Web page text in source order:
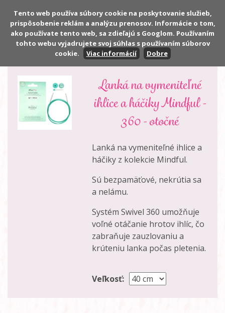
Počet:0 ks
Cena: 0,00 €
Lanká na vymeniteľné
ihlice a háčiky Mindful -
360 - otočné
Lanká na vymeniteľné ihlice a
háčiky z kolekcie Mindful.
Sú bezpamäťové, nekrútia sa
a nelámu.
Systém Swivel 360 umožňuje
voľné otáčanie hrotov ihlíc, čo
zabraňuje zauzlovaniu a
krúteniu lanka počas pletenia.
Veľkosť:
Tento web používa súbory cookie na poskytovanie služieb,
prispôsobenie reklám a analýzu prenosov. Informácie o tom,
ako používate tento web, sa zdieľajú s Googlom. Používaním
tohto webu vyjadrujete svoj súhlas s používaním súborov
cookie.
Viac informácií Dobre